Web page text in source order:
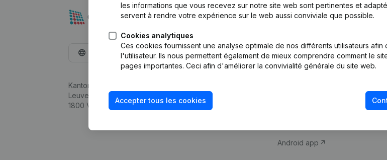
les informations que vous recevez sur notre site web sont pertinentes et
servent à rendre votre expérience sur le web aussi conviviale que possible.
Cookies analytiques
Ces cookies fournissent une analyse optimale de nos différents utilisateurs
l'utilisateur. Ils nous permettent également de mieux comprendre comment le
pages importantes. Ceci afin d'améliorer la convivialité générale du site web.
Accepter tous les cookies
Français
Kantorenpark Everest
Leuvensesteenweg 248D,
1800 Vilvoorde
Produit
d’entreprise
Monitoring
Android app